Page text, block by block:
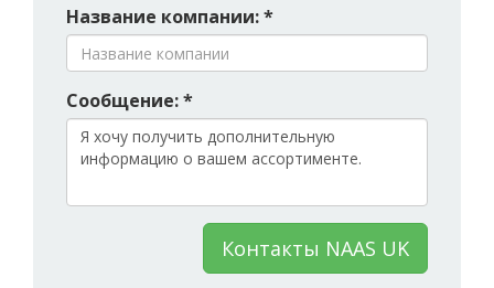
Название компании: *
Сообщение: *
Контакты NAAS UK